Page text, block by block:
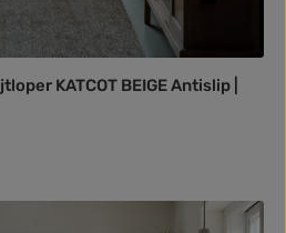
KATCOT BEIGE Antislip |